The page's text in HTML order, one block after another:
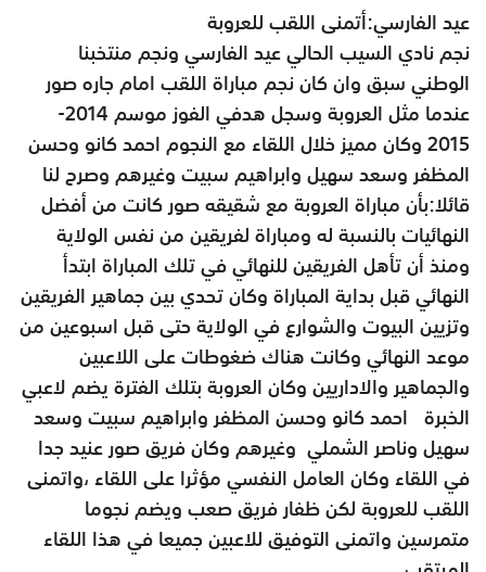
عيد الفارسي:أتمنى اللقب للعروبة
نجم نادي السيب الحالي عيد الفارسي ونجم منتخبنا
الوطني سبق وان كان نجم مباراة اللقب امام جاره صور
عندما مثل العروبة وسجل هدفي الفوز موسم 2014-
2015 وكان مميز خلال اللقاء مع النجوم احمد كانو وحسن
المظفر وسعد سهيل وابراهيم سبيت وغيرهم وصرح لنا
قائلا:بأن مباراة العروبة مع شقيقه صور كانت من أفضل
النهائيات بالنسبة له ومباراة لفريقين من نفس الولاية
ومنذ أن تأهل الفريقين للنهائي في تلك المباراة ابتدأ
النهائي قبل بداية المباراة وكان تحدي بين جماهير الفريقين
وتزيين البيوت والشوارع في الولاية حتى قبل اسبوعين من
موعد النهائي وكانت هناك ضغوطات على اللاعبين
والجماهير والاداريين وكان العروبة بتلك الفترة يضم لاعبي
الخبرة احمد كانو وحسن المظفر وابراهيم سبيت وسعد
سهيل وناصر الشملي وغيرهم وكان فريق صور عنيد جدا
في اللقاء وكان العامل النفسي مؤثرا على اللقاء ،واتمنى
اللقب للعروبة لكن ظفار فريق صعب ويضم نجوما
متمرسين واتمنى التوفيق للاعبين جميعا في هذا اللقاء